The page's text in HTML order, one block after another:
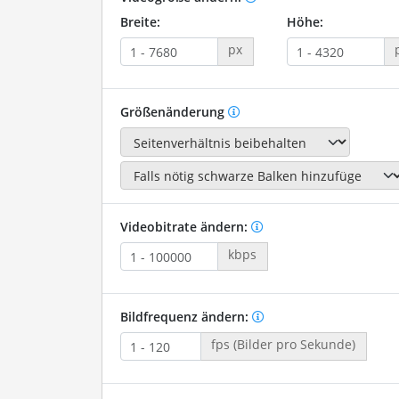
Breite:
px
Höhe:
Größenänderung
Videobitrate ändern:
kbps
Bildfrequenz ändern:
fps (Bilder pro Sekunde)